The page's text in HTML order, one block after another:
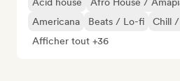
Americana
Beats / Lo-fi
Chill
Afficher tout +36